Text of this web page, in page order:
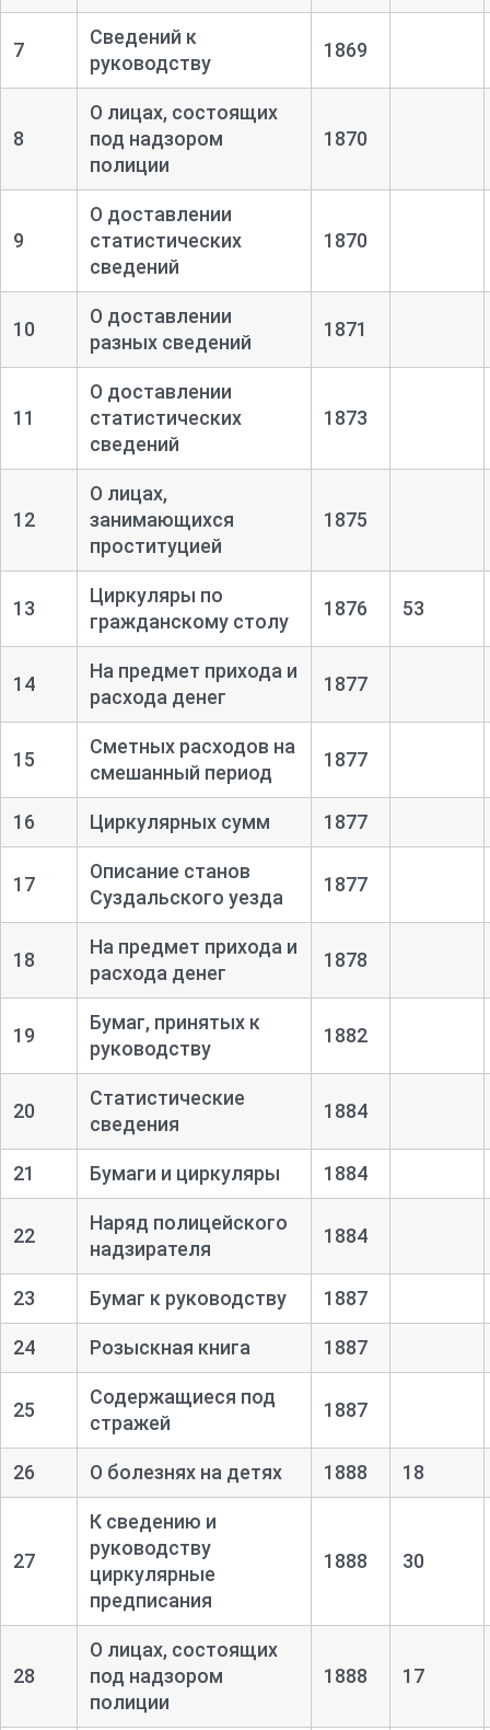
7
Сведений к
руководству
1869
8
О лицах, состоящих
под надзором
полиции
1870
9
О доставлении
статистических
сведений
1870
10
О доставлении
разных сведений
1871
11
О доставлении
статистических
сведений
1873
12
О лицах,
занимающихся
проституцией
1875
13
Циркуляры по
гражданскому столу
1876 53
14
На предмет прихода и
расхода денег
1877
15
Сметных расходов на
смешанный период
1877
16 Циркулярных сумм 1877
17
Описание станов
Суздальского уезда
1877
18
На предмет прихода и
расхода денег
1878
19
Бумаг, принятых к
руководству
1882
20
Статистические
сведения
1884
21 Бумаги и циркуляры 1884
22
Наряд полицейского
надзирателя
1884
23 Бумаг к руководству 1887
24 Розыскная книга 1887
25
Содержащиеся под
стражей
1887
26 О болезнях на детях 1888 18
27
К сведению и
руководству
циркулярные
предписания
1888 30
28
О лицах, состоящих
под надзором
полиции
1888 17